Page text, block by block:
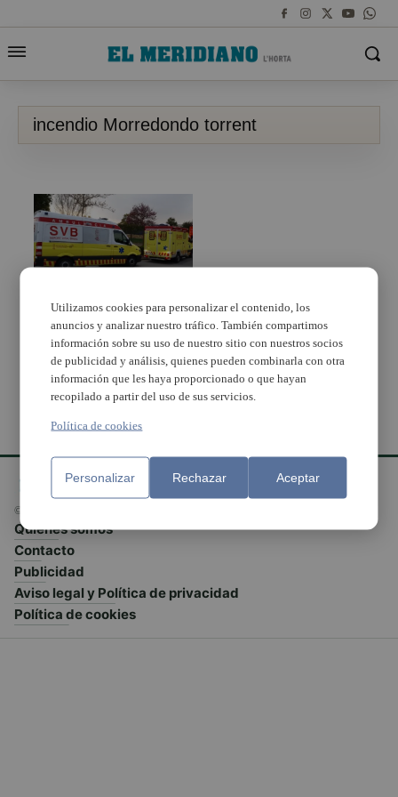
incendio Morredondo torrent
quemaduras en el
incendio de una
vivienda en Torrent
© El Meridiano L'Horta 2026 - Valencia - España
Quiénes somos
Contacto
Publicidad
Aviso legal y Política de privacidad
Política de cookies
Utilizamos cookies para personalizar el contenido, los
anuncios y analizar nuestro tráfico. También compartimos
información sobre su uso de nuestro sitio con nuestros socios
de publicidad y análisis, quienes pueden combinarla con otra
información que les haya proporcionado o que hayan
recopilado a partir del uso de sus servicios.
Política de cookies
Personalizar Rechazar Aceptar